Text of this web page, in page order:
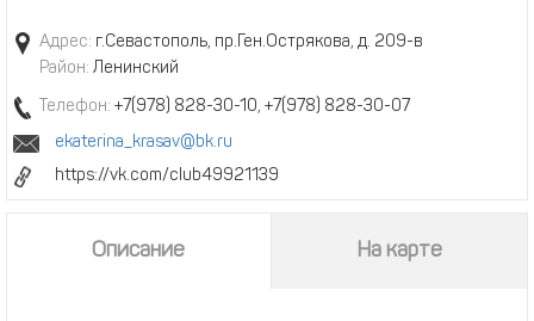
Адрес: г.Севастополь, пр.Ген.Острякова, д. 209-в
Район: Ленинский
Телефон: +7(978) 828-30-10, +7(978) 828-30-07
ekaterina_krasav@bk.ru
https://vk.com/club49921139
Описание На карте